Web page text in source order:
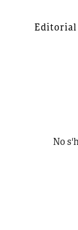
Editorial
No